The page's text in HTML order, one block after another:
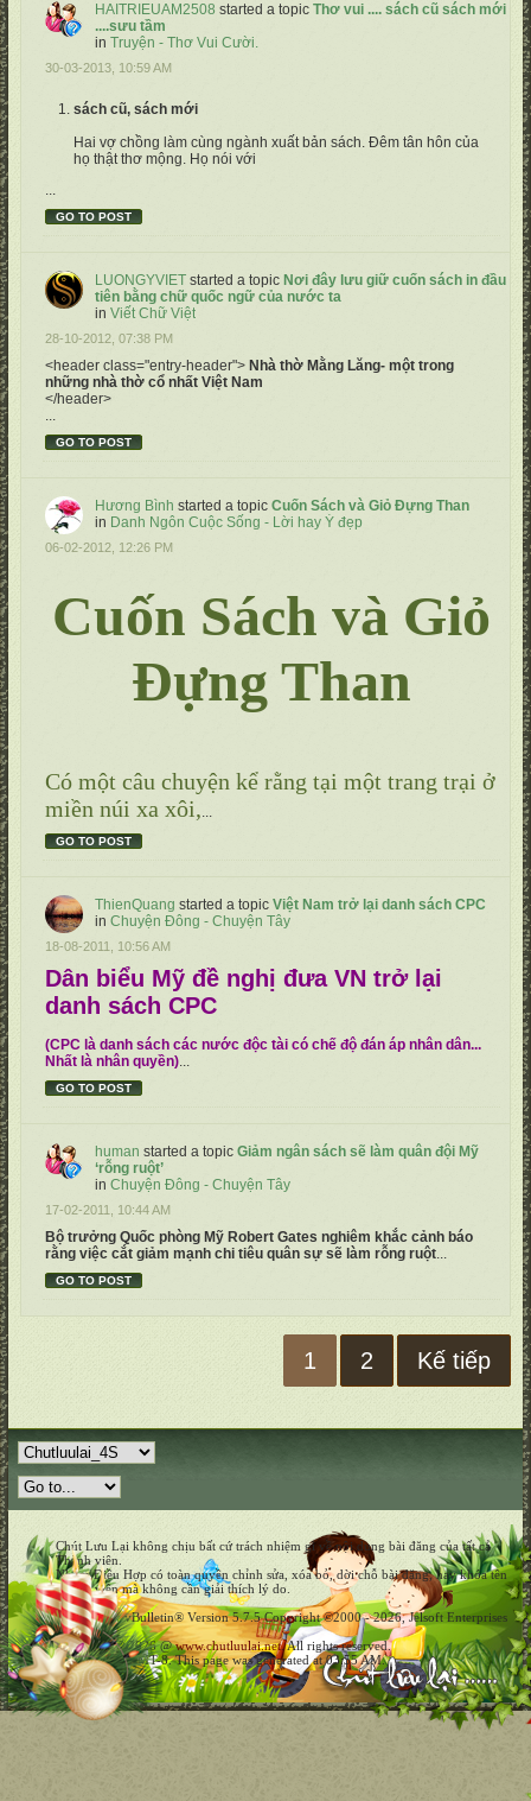
HAITRIEUAM2508 started a topic Thơ vui .... sách cũ sách mới
....sưu tầm
in Truyện - Thơ Vui Cười.
30-03-2013, 10:59 AM
sách cũ, sách mới
Hai vợ chồng l àm cùng ngành xuất bản sách. Đêm tân hôn của
họ thật thơ mộng. Họ nói với
...
GO TO POST
LUONGYVIET started a topic Nơi đây lưu giữ cuốn sách in đầu
tiên bằng chữ quốc ngữ của nước ta
in Viết Chữ Việt
28-10-2012, 07:38 PM
<header class="entry-header"> Nhà thờ Mằng Lăng- một trong
những nhà thờ cổ nhất Việt Nam
</header>
...
GO TO POST
Hương Bình started a topic Cuốn Sách và Giỏ Đựng Than
in Danh Ngôn Cuộc Sống - Lời hay Ý đẹp
06-02-2012, 12:26 PM
Cuốn Sách và Giỏ
Đựng Than
Có một câu chuyện kể rằng tại một trang trại ở
miền núi xa xôi,...
GO TO POST
ThienQuang started a topic Việt Nam trở lại danh sách CPC
in Chuyện Đông - Chuyện Tây
18-08-2011, 10:56 AM
Dân biểu Mỹ đề nghị đưa VN trở lại
danh sách CPC
(CPC là danh sách các nước độc tài có chế độ đán áp nhân dân...
Nhất là nhân quyền)...
GO TO POST
human started a topic Giảm ngân sách sẽ làm quân đội Mỹ
‘rỗng ruột’
in Chuyện Đông - Chuyện Tây
17-02-2011, 10:44 AM
Bộ trưởng Quốc phòng Mỹ Robert Gates nghiêm khắc cảnh báo
rằng việc cắt giảm mạnh chi tiêu quân sự sẽ làm rỗng ruột...
GO TO POST
1 2 Kế tiếp
Chút Lưu Lại không chịu bất cứ trách nhiệm gì về nội dung bài đăng của tất cả
Thành viên.
Nhóm Điều Hợp có toàn quyền chỉnh sửa, xóa bỏ, dời chỗ bài đăng, hay khóa tên
Thành viên mà không cần giải thích lý do.
Powered by vBulletin® Version 5.7.5 Copyright ©2000 - 2026, Jelsoft Enterprises
Ltd.
Copyright © 2026 @www.chutluulai.net. All rights reserved.
All times are GMT-8. This page was generated at 03:55 AM.